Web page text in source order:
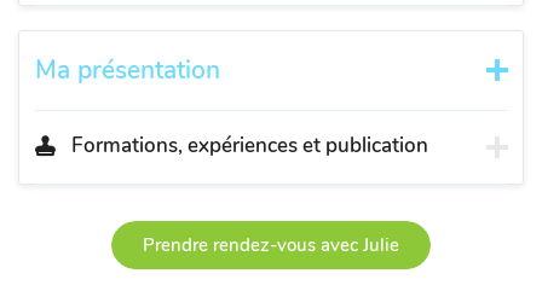
Ma présentation
Formations, expériences et publication
Prendre rendez-vous avec Julie